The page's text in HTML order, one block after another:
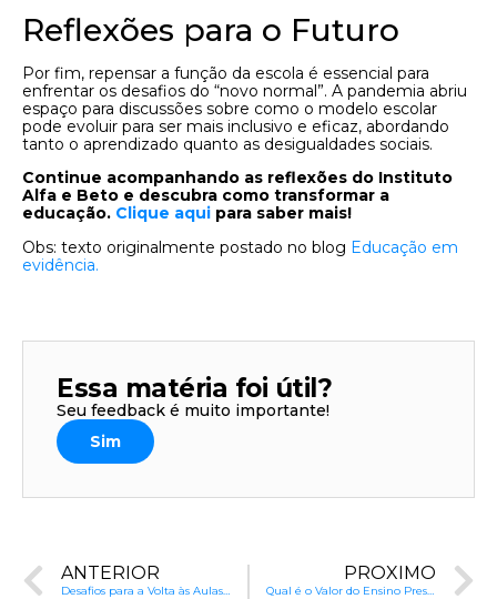
Reflexões para o Futuro
Por fim, repensar a função da escola é essencial para
enfrentar os desafios do “novo normal”. A pandemia abriu
espaço para discussões sobre como o modelo escolar
pode evoluir para ser mais inclusivo e eficaz, abordando
tanto o aprendizado quanto as desigualdades sociais.
Continue acompanhando as reflexões do Instituto
Alfa e Beto e descubra como transformar a
educação. Clique aqui para saber mais!
Obs: texto originalmente postado no blog Educação em
evidência.
Essa matéria foi útil?
Seu feedback é muito importante!
Sim
ANTERIOR PRÓXIMO